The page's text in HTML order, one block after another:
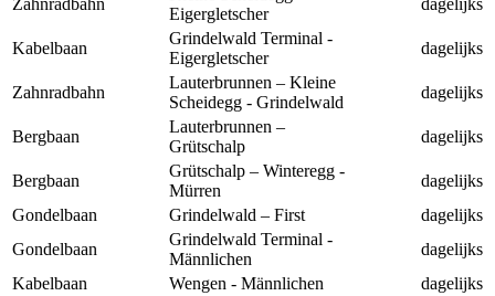
Eigergletscher
Kabelbaan
Grindelwald Terminal -
Eigergletscher
dagelijks
Zahnradbahn
Lauterbrunnen – Kleine
Scheidegg - Grindelwald
dagelijks
Bergbaan
Lauterbrunnen –
Grütschalp
dagelijks
Bergbaan
Grütschalp – Winteregg -
Mürren
dagelijks
Gondelbaan
Grindelwald – First
dagelijks
Gondelbaan
Grindelwald Terminal -
Männlichen
dagelijks
Kabelbaan
Wengen - Männlichen
dagelijks